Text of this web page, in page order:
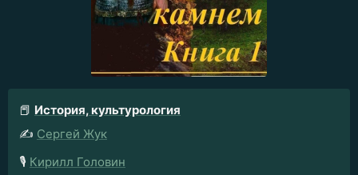
📕 История, культурология
✍️ Сергей Жук
🎙️ Кирилл Головин